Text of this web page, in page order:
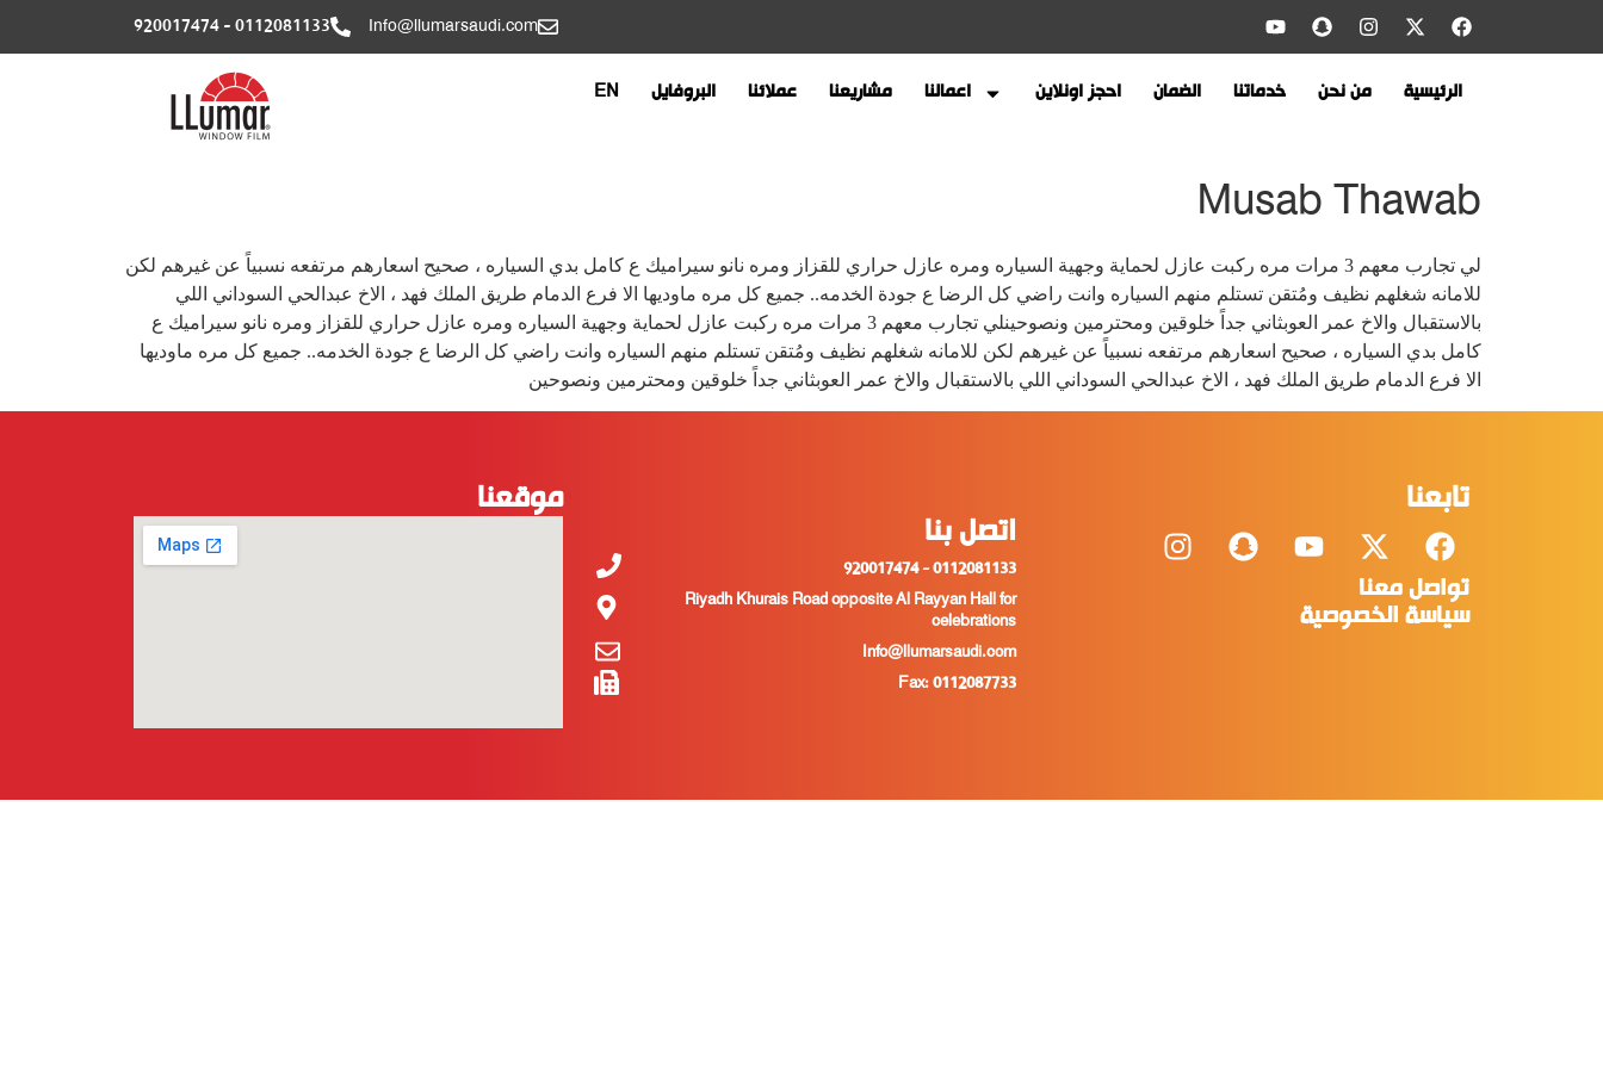
0112081133 - 920017474 Info@llumarsaudi.com
EN البروفايل عملائنا مشاريعنا اعمالنا احجز اونلاين الضمان خدماتنا من نحن الرئيسية
Musab Thawab
لي تجارب معهم 3 مرات مره ركبت عازل لحماية وجهية السياره ومره عازل حراري للقزاز ومره نانو سيراميك ع كامل بدي السياره ، صحيح اسعارهم مرتفعه نسبياً عن غيرهم لكن
للامانه شغلهم نظيف ومُتقن تستلم منهم السياره وانت راضي كل الرضا ع جودة الخدمه.. جميع كل مره ماوديها الا فرع الدمام طريق الملك فهد ، الاخ عبدالحي السوداني اللي
بالاستقبال والاخ عمر العوبثاني جداً خلوقين ومحترمين ونصوحينلي تجارب معهم 3 مرات مره ركبت عازل لحماية وجهية السياره ومره عازل حراري للقزاز ومره نانو سيراميك ع
كامل بدي السياره ، صحيح اسعارهم مرتفعه نسبياً عن غيرهم لكن للامانه شغلهم نظيف ومُتقن تستلم منهم السياره وانت راضي كل الرضا ع جودة الخدمه.. جميع كل مره ماوديها
الا فرع الدمام طريق الملك فهد ، الاخ عبدالحي السوداني اللي بالاستقبال والاخ عمر العوبثاني جداً خلوقين ومحترمين ونصوحين
موقعنا
اتصل بنا
0112081133 - 920017474
Riyadh Khurais Road opposite Al Rayyan Hall for
celebrations
Info@llumarsaudi.com
Fax: 0112087733
تابعنا
تواصل معنا
سياسة الخصوصية